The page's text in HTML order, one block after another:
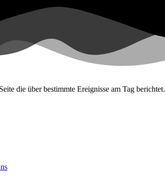
die über bestimmte Ereignisse am Tag berichtet.